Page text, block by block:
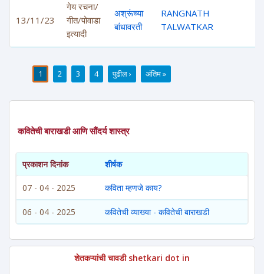
13/11/23
गेय रचना/
गीत/पोवाडा
इत्यादी
अश्रूंच्या
बांधावरती
RANGNATH
TALWATKAR
1 2 3 4 पुढील › अंतिम »
कवितेची बाराखडी आणि सौंदर्य शास्त्र
प्रकाशन दिनांक शीर्षक
07 - 04 - 2025 कविता म्हणजे काय?
06 - 04 - 2025 कवितेची व्याख्या - कवितेची बाराखडी
शेतकऱ्यांची चावडी shetkari dot in